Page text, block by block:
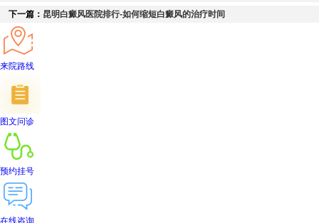
下一篇： 昆明白癜风医院排行-如何缩短白癜风的治疗时间
来院路线
图文问诊
预约挂号
在线咨询